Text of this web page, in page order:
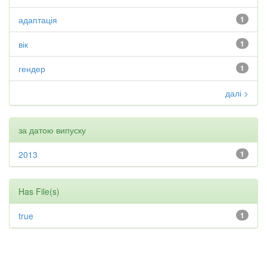
1
адаптація
1
вік
1
гендер
далі >
за датою випуску
1
2013
Has File(s)
1
true